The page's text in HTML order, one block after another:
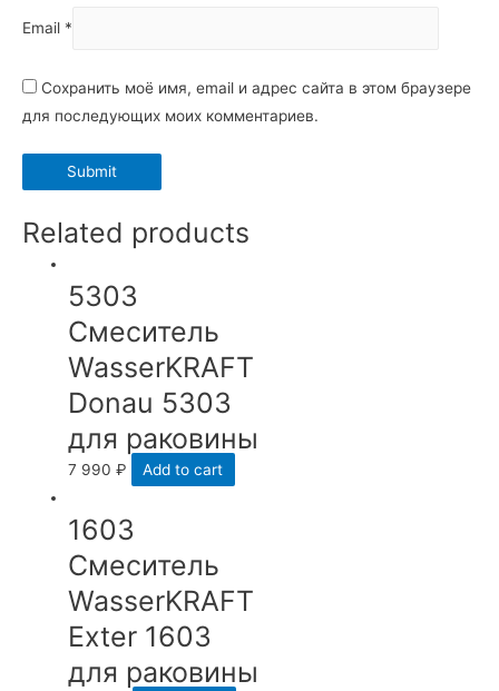
Email *
Сохранить моё имя, email и адрес сайта в этом браузере
для последующих моих комментариев.
Related products
5303
Смеситель
WasserKRAFT
Donau 5303
для раковины
7 990₽ Add to cart
1603
Смеситель
WasserKRAFT
Exter 1603
для раковины